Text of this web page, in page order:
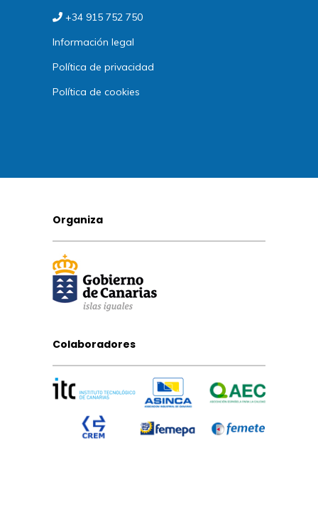
+34 915 752 750
Información legal
Política de privacidad
Política de cookies
Organiza
Colaboradores